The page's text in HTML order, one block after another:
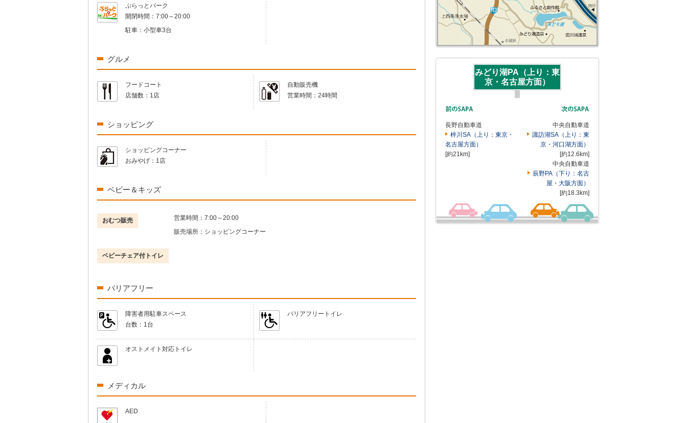
ぷらっとパーク
開閉時間： 7:00～20:00
駐車： 小型車3台
グルメ
フードコート
店舗数： 1店
自動販売機
営業時間： 24時間
ショッピング
ショッピングコーナー
おみやげ： 1店
ベビー＆キッズ
おむつ販売 営業時間： 7:00～20:00
販売場所： ショッピングコーナー
ベビーチェア付トイレ
バリアフリー
障害者用駐車スペース
台数： 1台
バリアフリートイレ
オストメイト対応トイレ
メディカル
AED
みどり湖PA（上り：東
京・名古屋方面）
長野自動車道
梓川SA（上り：東京・
名古屋方面）
[約21km]
中央自動車道
諏訪湖SA（上り：東
京・河口湖方面）
[約12.6km]
中央自動車道
辰野PA（下り：名古
屋・大阪方面）
[約18.3km]